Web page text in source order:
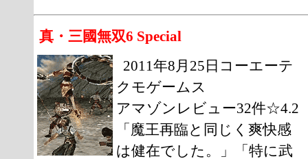
真・三國無双6 Special
2011年8月25日コーエーテ
クモゲームス
アマゾンレビュー32件☆4.2
「魔王再臨と同じく爽快感
は健在でした。」「特に武